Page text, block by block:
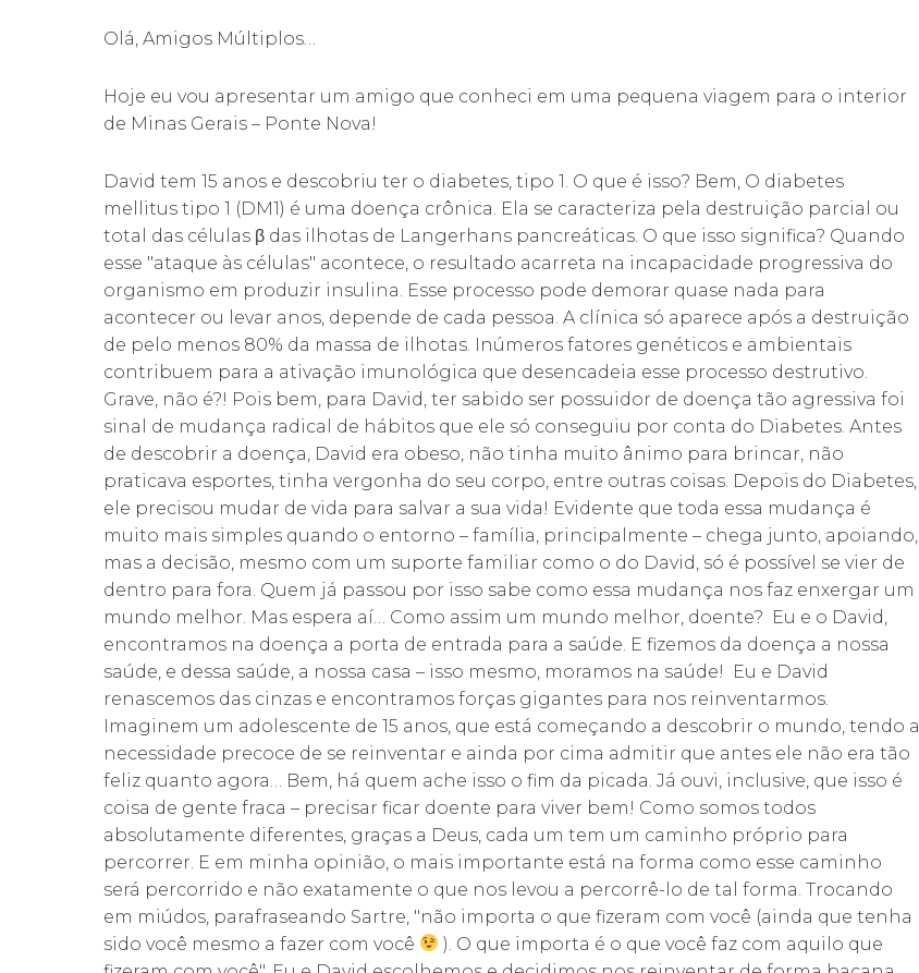
Olá, Amigos Múltiplos…
Hoje eu vou apresentar um amigo que conheci em uma pequena viagem para o interior
de Minas Gerais – Ponte Nova!
David tem 15 anos e descobriu ter o diabetes, tipo 1. O que é isso? Bem, O diabetes
mellitus tipo 1 (DM1) é uma doença crônica. Ela se caracteriza pela destruição parcial ou
total das células β das ilhotas de Langerhans pancreáticas. O que isso significa? Quando
esse "ataque às células" acontece, o resultado acarreta na incapacidade progressiva do
organismo em produzir insulina. Esse processo pode demorar quase nada para
acontecer ou levar anos, depende de cada pessoa. A clínica só aparece após a destruição
de pelo menos 80% da massa de ilhotas. Inúmeros fatores genéticos e ambientais
contribuem para a ativação imunológica que desencadeia esse processo destrutivo.
Grave, não é?! Pois bem, para David, ter sabido ser possuidor de doença tão agressiva foi
sinal de mudança radical de hábitos que ele só conseguiu por conta do Diabetes. Antes
de descobrir a doença, David era obeso, não tinha muito ânimo para brincar, não
praticava esportes, tinha vergonha do seu corpo, entre outras coisas. Depois do Diabetes,
ele precisou mudar de vida para salvar a sua vida! Evidente que toda essa mudança é
muito mais simples quando o entorno – família, principalmente – chega junto, apoiando,
mas a decisão, mesmo com um suporte familiar como o do David, só é possível se vier de
dentro para fora. Quem já passou por isso sabe como essa mudança nos faz enxergar um
mundo melhor. Mas espera aí… Como assim um mundo melhor, doente? Eu e o David,
encontramos na doença a porta de entrada para a saúde. E fizemos da doença a nossa
saúde, e dessa saúde, a nossa casa – isso mesmo, moramos na saúde! Eu e David
renascemos das cinzas e encontramos forças gigantes para nos reinventarmos.
Imaginem um adolescente de 15 anos, que está começando a descobrir o mundo, tendo a
necessidade precoce de se reinventar e ainda por cima admitir que antes ele não era tão
feliz quanto agora… Bem, há quem ache isso o fim da picada. Já ouvi, inclusive, que isso é
coisa de gente fraca – precisar ficar doente para viver bem! Como somos todos
absolutamente diferentes, graças a Deus, cada um tem um caminho próprio para
percorrer. E em minha opinião, o mais importante está na forma como esse caminho
será percorrido e não exatamente o que nos levou a percorrê-lo de tal forma. Trocando
em miúdos, parafraseando Sartre, "não importa o que fizeram com você (ainda que tenha
sido você mesmo a fazer com você
). O que importa é o que você faz com aquilo que